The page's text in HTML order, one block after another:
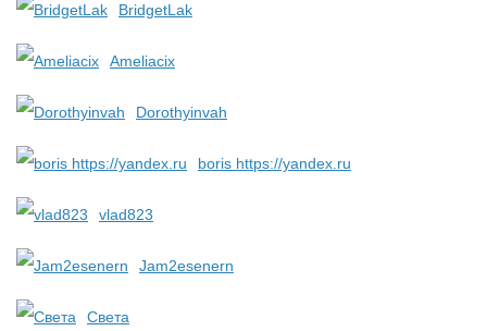
BridgetLak
Ameliacix
Dorothyinvah
boris https://yandex.ru
vlad823
Jam2esenern
Света